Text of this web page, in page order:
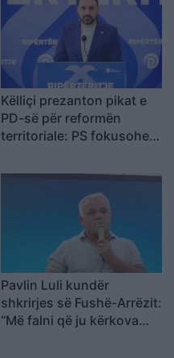
Këlliçi prezanton pikat e
PD-së për reformën
territoriale: PS fokusohet
Pavlin Luli kundër
shkrirjes së Fushë-Arrëzit:
“Më falni që ju kërkova